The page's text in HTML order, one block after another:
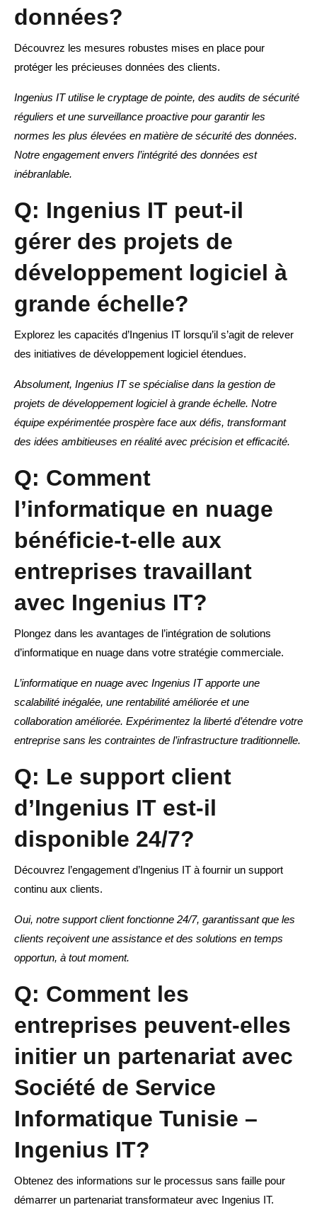
données?
Découvrez les mesures robustes mises en place pour
protéger les précieuses données des clients.
Ingenius IT utilise le cryptage de pointe, des audits de sécurité
réguliers et une surveillance proactive pour garantir les
normes les plus élevées en matière de sécurité des données.
Notre engagement envers l’intégrité des données est
inébranlable.
Q: Ingenius IT peut-il
gérer des projets de
développement logiciel à
grande échelle?
Explorez les capacités d’Ingenius IT lorsqu’il s’agit de relever
des initiatives de développement logiciel étendues.
Absolument, Ingenius IT se spécialise dans la gestion de
projets de développement logiciel à grande échelle. Notre
équipe expérimentée prospère face aux défis, transformant
des idées ambitieuses en réalité avec précision et efficacité.
Q: Comment
l’informatique en nuage
bénéficie-t-elle aux
entreprises travaillant
avec Ingenius IT?
Plongez dans les avantages de l’intégration de solutions
d’informatique en nuage dans votre stratégie commerciale.
L’informatique en nuage avec Ingenius IT apporte une
scalabilité inégalée, une rentabilité améliorée et une
collaboration améliorée. Expérimentez la liberté d’étendre votre
entreprise sans les contraintes de l’infrastructure traditionnelle.
Q: Le support client
d’Ingenius IT est-il
disponible 24/7?
Découvrez l’engagement d’Ingenius IT à fournir un support
continu aux clients.
Oui, notre support client fonctionne 24/7, garantissant que les
clients reçoivent une assistance et des solutions en temps
opportun, à tout moment.
Q: Comment les
entreprises peuvent-elles
initier un partenariat avec
Société de Service
Informatique Tunisie –
Ingenius IT?
Obtenez des informations sur le processus sans faille pour
démarrer un partenariat transformateur avec Ingenius IT.